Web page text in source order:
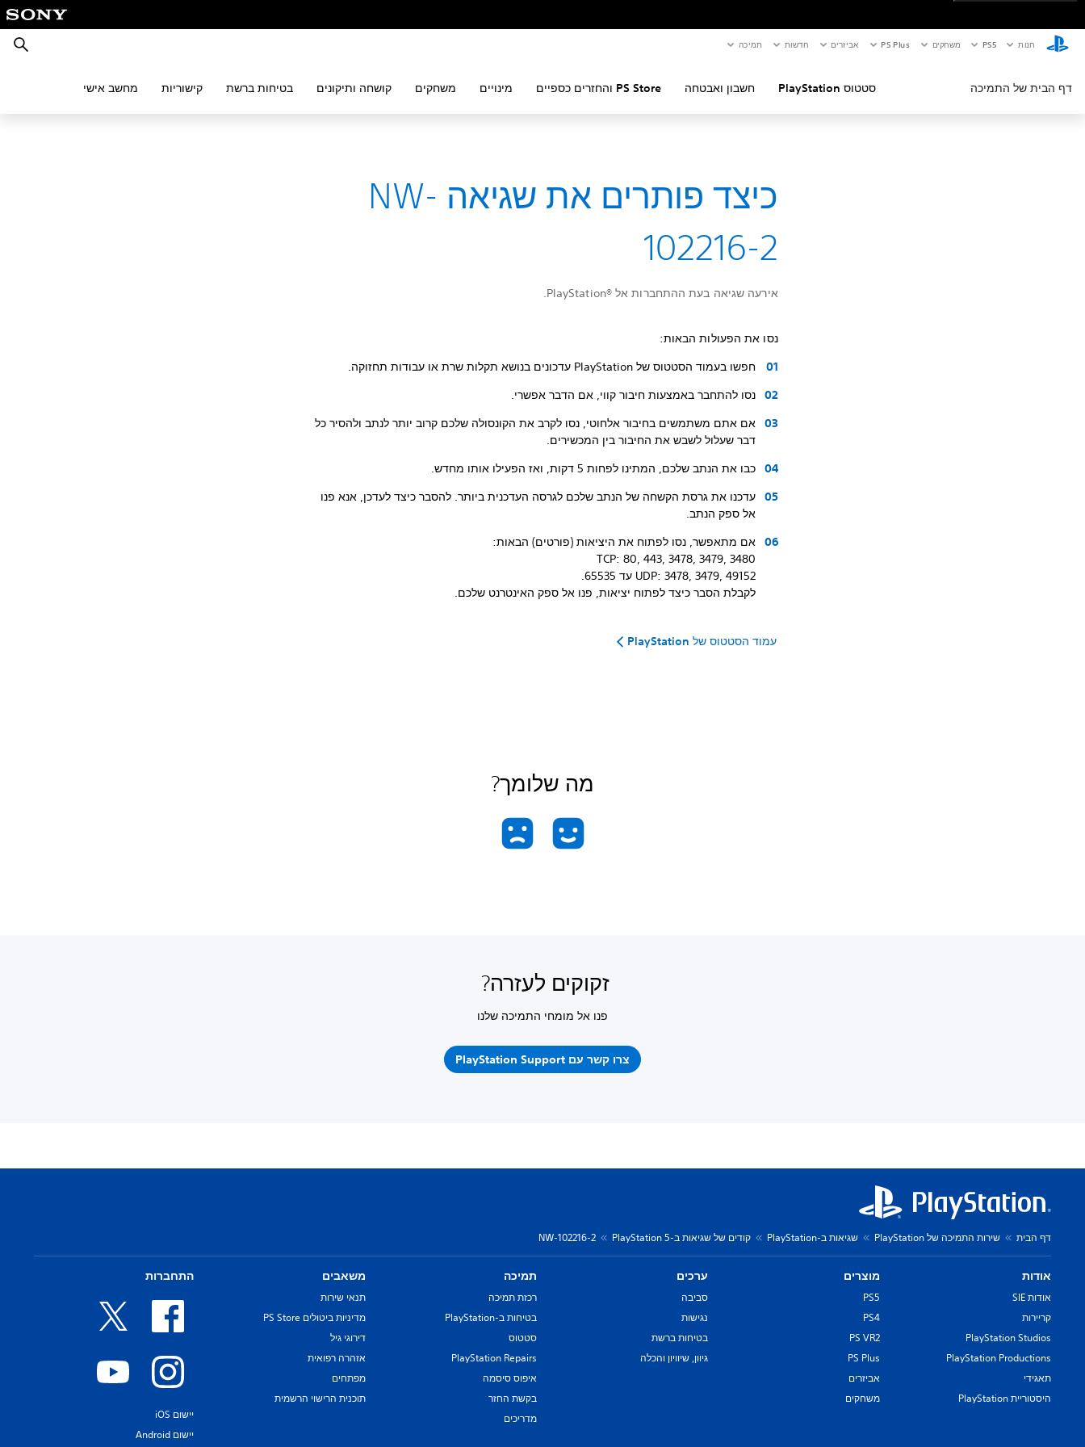
חנות PS5‏ משחקים PS Plus אביזרים חדשות תמיכה
חיפוש
דף הבית של התמיכה סטטוס PlayStation חשבון ואבטחה PS Store והחזרים כספיים מינויים משחקים קושחה ותיקונים בטיחות ברשת קישוריות מחשב אישי
כיצד פותרים את שגיאה NW-
102216-2
אירעה שגיאה בעת ההתחברות אל PlayStation®‎.
נסו את הפעולות הבאות:
חפשו בעמוד הסטטוס של PlayStation עדכונים בנושא תקלות שרת או עבודות תחזוקה.
נסו להתחבר באמצעות חיבור קווי, אם הדבר אפשרי.
אם אתם משתמשים בחיבור אלחוטי, נסו לקרב את הקונסולה שלכם קרוב יותר לנתב ולהסיר כל
דבר שעלול לשבש את החיבור בין המכשירים.
כבו את הנתב שלכם, המתינו לפחות 5 דקות, ואז הפעילו אותו מחדש.
עדכנו את גרסת הקשחה של הנתב שלכם לגרסה העדכנית ביותר. להסבר כיצד לעדכן, אנא פנו
אל ספק הנתב.
אם מתאפשר, נסו לפתוח את היציאות (פורטים) הבאות:
TCP: 80, 443, 3478, 3479, 3480
UDP: 3478, 3479, 49152 עד 65535.
לקבלת הסבר כיצד לפתוח יציאות, פנו אל ספק האינטרנט שלכם.
עמוד הסטטוס של PlayStation
מה שלומך?
זקוקים לעזרה?
פנו אל מומחי התמיכה שלנו
צרו קשר עם PlayStation Support
דף הבית שירות התמיכה של PlayStation שגיאות ב-PlayStation קודים של שגיאות ב-PlayStation 5 NW-102216-2
אודות
אודות SIE
קריירות
PlayStation Studios
PlayStation Productions
תאגידי
היסטוריית PlayStation
מוצרים
PS5
PS4
PS VR2
PS Plus
אביזרים
משחקים
ערכים
סביבה
נגישות
בטיחות ברשת
גיוון, שיוויון והכלה
תמיכה
רכזת תמיכה
בטיחות ב-PlayStation
סטטוס
PlayStation Repairs
איפוס סיסמה
בקשת החזר
מדריכים
משאבים
תנאי שירות
מדיניות ביטולים PS Store
דירוגי גיל
אזהרה רפואית
מפתחים
תוכנית הרישוי הרשמית
התחברות
יישום iOS
יישום Android